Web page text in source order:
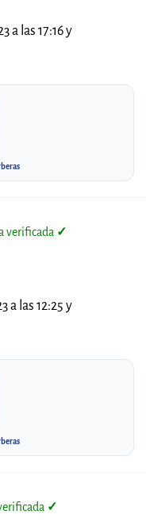
a las 17:16 y
verificada ✓
a las 12:25 y
✓